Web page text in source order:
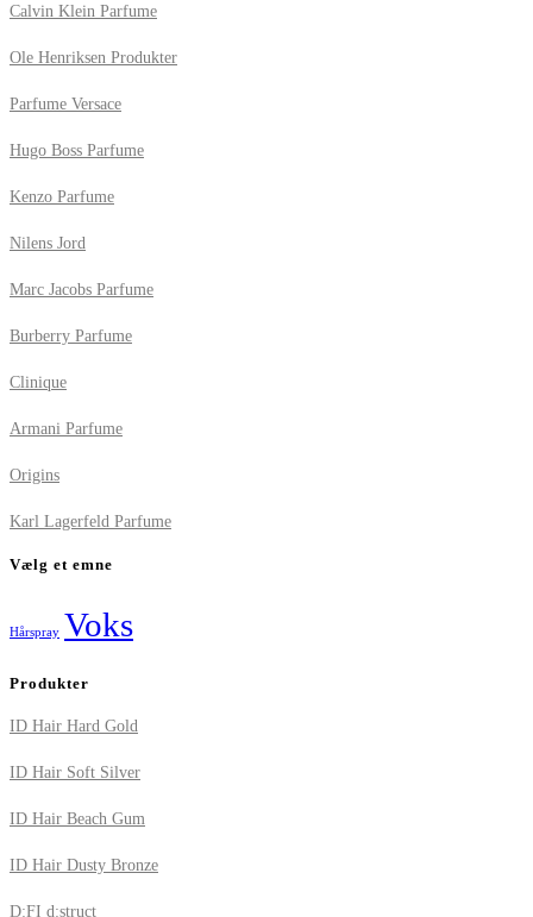
Calvin Klein Parfume
Ole Henriksen Produkter
Parfume Versace
Hugo Boss Parfume
Kenzo Parfume
Nilens Jord
Marc Jacobs Parfume
Burberry Parfume
Clinique
Armani Parfume
Origins
Karl Lagerfeld Parfume
Vælg et emne
Hårspray Voks
Produkter
ID Hair Hard Gold
ID Hair Soft Silver
ID Hair Beach Gum
ID Hair Dusty Bronze
D:FI d:struct